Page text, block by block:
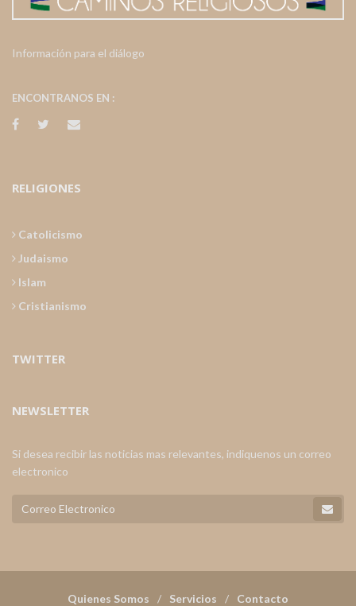
Información para el diálogo
ENCONTRANOS EN :
RELIGIONES
Catolicismo
Judaismo
Islam
Cristianismo
TWITTER
NEWSLETTER
Si desea recibir las noticias mas relevantes, indiquenos un correo
electronico
Quienes Somos Servicios
Contacto